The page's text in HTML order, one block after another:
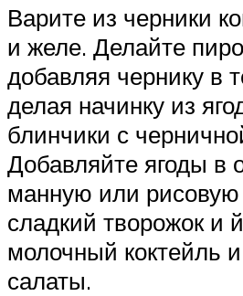
Варите из черники
и желе. Делайте
добавляя чернику в
делая начинку из
блинчики с
Добавляйте ягоды в
манную или
сладкий творожок и
молочный коктейль
салаты.